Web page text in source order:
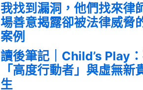
我找到漏洞，他們找來律
場善意揭露卻被法律威脅
案例
讀後筆記｜Child’s Play
「高度行動者」與虛無新
生